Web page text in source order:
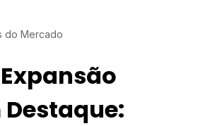
do Mercado